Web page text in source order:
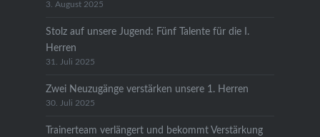
3. August 2025
Stolz auf unsere Jugend: Fünf Talente für die I.
Herren
31. Juli 2025
Zwei Neuzugänge verstärken unsere 1. Herren
30. Juli 2025
Trainerteam verlängert und bekommt Verstärkung